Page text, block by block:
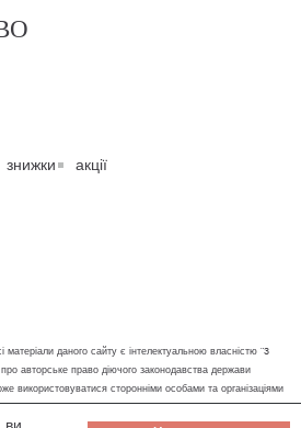
знижки акції
даного сайту є інтелектуальною власністю "3
авторське право діючого законодавства держави
використовуватися сторонніми особами та організаціями
яке завантаження, копіювання, друк та інше використання